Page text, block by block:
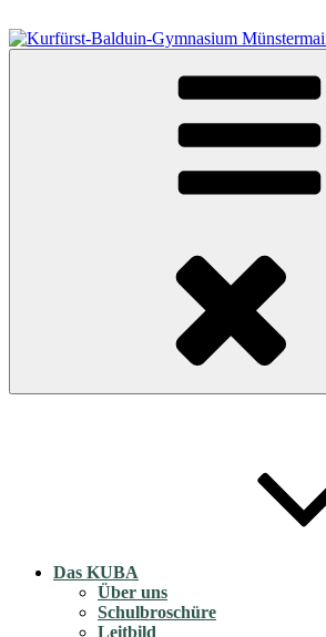
Inhalt
springen
Kurfürst-Balduin-Gymnasium Münstermaifeld
Das KUBA
Über uns
Schulbroschüre
Leitbild